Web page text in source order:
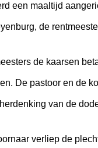
een maaltijd
de
de kaarsen
De pastoor en de
van de
verliep de